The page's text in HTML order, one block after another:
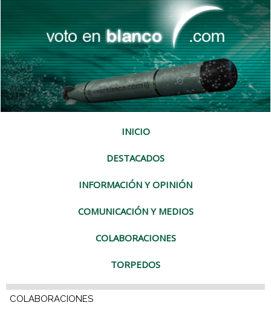
INICIO
DESTACADOS
INFORMACIÓN Y OPINIÓN
COMUNICACIÓN Y MEDIOS
COLABORACIONES
TORPEDOS
COLABORACIONES